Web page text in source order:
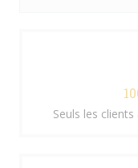
Seuls les